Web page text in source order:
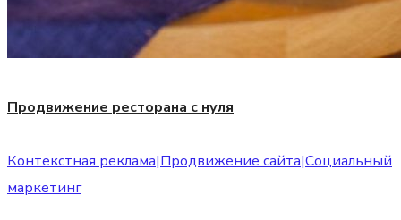
Продвижение ресторана с нуля
Контекстная реклама|Продвижение сайта|Социальный
маркетинг